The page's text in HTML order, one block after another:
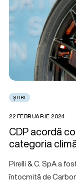
ȘTIRI
22 FEBRUARIE 2024
CDP acordă
categoria
Pirelli & C. SpA a
întocmită de